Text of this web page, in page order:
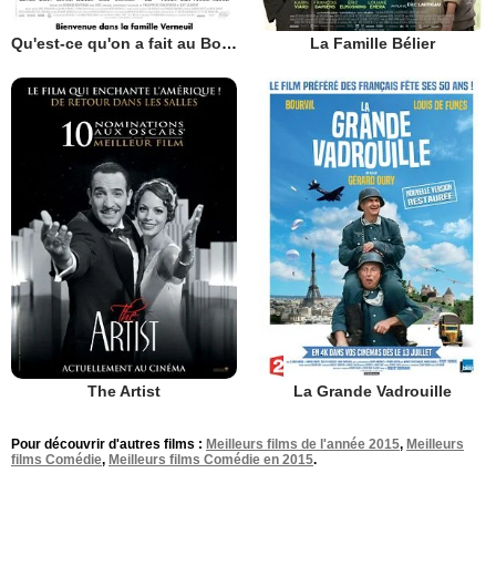
Qu'est-ce qu'on a fait au Bon Dieu? La Famille Bélier
The Artist La Grande Vadrouille
Pour découvrir d'autres films : Meilleurs films de l'année 2015, Meilleurs
films Comédie, Meilleurs films Comédie en 2015.